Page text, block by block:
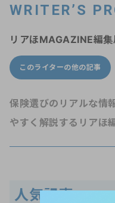
WRITER’S
リアほMAGAZINE編集
このライターの他の記事
保険選びのリアルな情
やすく解説するリアほ
人気記事